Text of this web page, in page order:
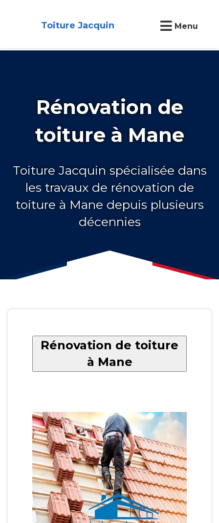
Toiture Jacquin Menu
Rénovation de
toiture à Mane
Toiture Jacquin spécialisée dans
les travaux de rénovation de
toiture à Mane depuis plusieurs
décennies
Rénovation de toiture
à Mane